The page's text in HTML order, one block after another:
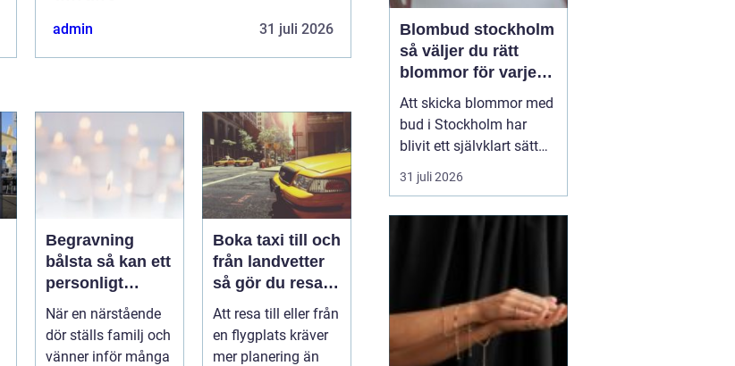
admin 31 juli 2026
Begravning
bålsta så kan ett
personligt
avsked formas
När en närstående
dör ställs familj och
vänner inför många
Boka taxi till och
från landvetter
så gör du resan
trygg och
smidig
Att resa till eller från
en flygplats kräver
mer planering än
Blombud stockholm
så väljer du rätt
blommor för varje
tillfälle
Att skicka blommor med
bud i Stockholm har
blivit ett självklart sätt
att visa omtanke, fira
stora händelser eller
svårt att formulera i ord.
sekunder, oavsett om
mottagaren befinner sig
på konto...
31 juli 2026